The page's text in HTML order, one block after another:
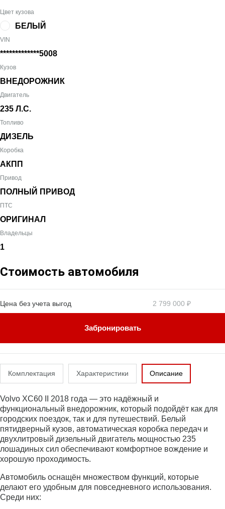
Цвет кузова
БЕЛЫЙ
VIN
*************5008
Кузов
ВНЕДОРОЖНИК
Двигатель
235 Л.С.
Топливо
ДИЗЕЛЬ
Коробка
АКПП
Привод
ПОЛНЫЙ ПРИВОД
ПТС
ОРИГИНАЛ
Владельцы
1
Стоимость автомобиля
Цена без учета выгод 2 799 000 ₽
Забронировать
Комплектация Характеристики Описание
Volvo XC60 II 2018 года — это надёжный и
функциональный внедорожник, который подойдёт как для
городских поездок, так и для путешествий. Белый
пятидверный кузов, автоматическая коробка передач и
двухлитровый дизельный двигатель мощностью 235
лошадиных сил обеспечивают комфортное вождение и
хорошую проходимость.
Автомобиль оснащён множеством функций, которые
делают его удобным для повседневного использования.
Среди них: